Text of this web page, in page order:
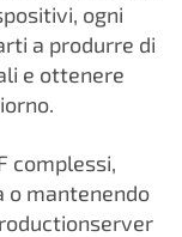
ogni
a produrre di
e ottenere
complessi,
o mantenendo